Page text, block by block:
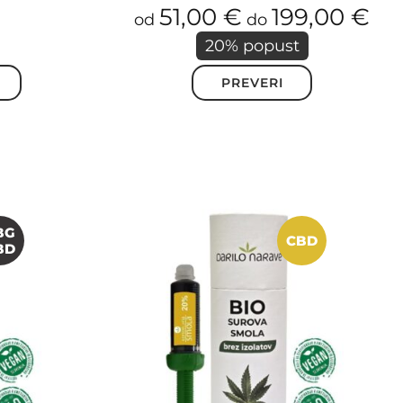
Ocenjeno
5.00
od 5
od 51,00 € do 199,00 €
20% popust
PREVERI
Možnosti
izberete